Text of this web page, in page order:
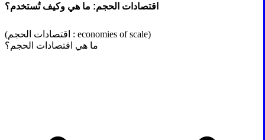
اقتصادات الحجم: ما هي وكيف تُستخدم؟
(اقتصادات الحجم : economies of scale)
ما هي اقتصادات الحجم؟